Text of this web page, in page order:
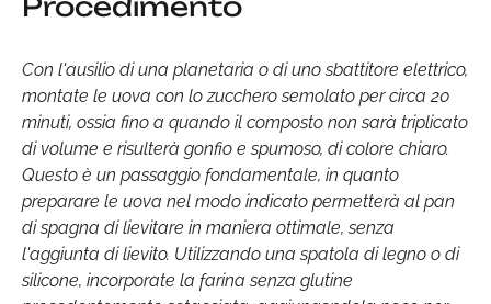
Procedimento
Con l'ausilio di una planetaria o di uno sbattitore elettrico,
montate le uova con lo zucchero semolato per circa 20
minuti, ossia fino a quando il composto non sarà triplicato
di volume e risulterà gonfio e spumoso, di colore chiaro.
Questo è un passaggio fondamentale, in quanto
preparare le uova nel modo indicato permetterà al pan
di spagna di lievitare in maniera ottimale, senza
l'aggiunta di lievito. Utilizzando una spatola di legno o di
silicone, incorporate la farina senza glutine